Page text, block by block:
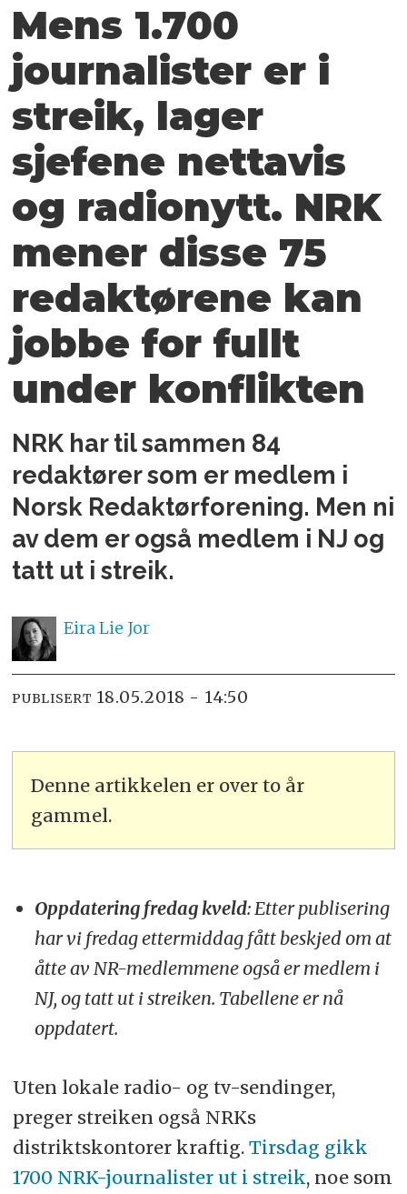
Mens 1.700
journalister er i
streik, lager
sjefene nettavis
og radionytt. NRK
mener disse 75
redaktørene kan
jobbe for fullt
under konflikten
NRK har til sammen 84
redaktører som er medlem i
Norsk Redaktørforening. Men ni
av dem er også medlem i NJ og
tatt ut i streik.
Eira Lie Jor
PUBLISERT 18.05.2018 - 14:50
Denne artikkelen er over to år
gammel.
Oppdatering fredag kveld: Etter publisering
har vi fredag ettermiddag fått beskjed om at
åtte av NR-medlemmene også er medlem i
NJ, og tatt ut i streiken. Tabellene er nå
oppdatert.
Uten lokale radio- og tv-sendinger,
preger streiken også NRKs
distriktskontorer kraftig. Tirsdag gikk
1700 NRK-journalister ut i streik, noe som